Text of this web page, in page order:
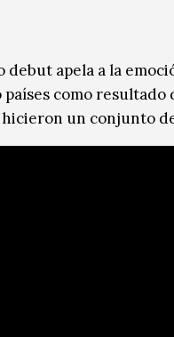
debut apela a la
como
un conjunto